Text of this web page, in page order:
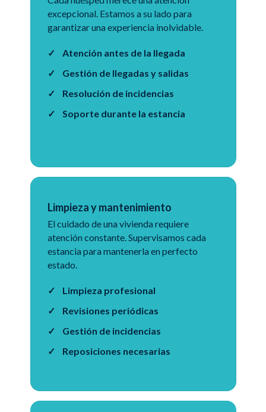
excepcional. Estamos a su lado para
garantizar una experiencia inolvidable.
Atención antes de la llegada
Gestión de llegadas y salidas
Resolución de incidencias
Soporte durante la estancia
Limpieza y mantenimiento
El cuidado de una vivienda requiere
atención constante. Supervisamos cada
estancia para mantenerla en perfecto
estado.
Limpieza profesional
Revisiones periódicas
Gestión de incidencias
Reposiciones necesarias